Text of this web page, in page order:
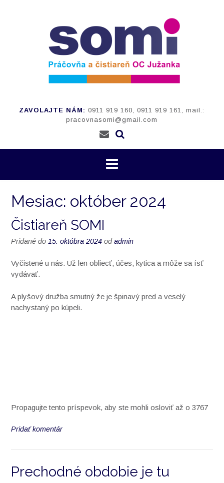
ZAVOLAJTE NÁM: 0911 919 160, 0911 919 161, mail.:
pracovnasomi@gmail.com
Mesiac: október 2024
Čistiareň SOMI
Pridané do 15. októbra 2024 odadmin
Vyčistené u nás. Už len obliecť, účes, kytica a môže sa ísť
vydávať.
A plyšový družba smutný že je špinavý pred a veselý
nachystaný po kúpeli.
Propagujte tento príspevok, aby ste mohli osloviť až o 3767
Pridať komentár
Prechodné obdobie je tu